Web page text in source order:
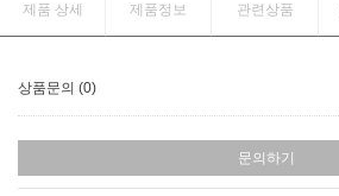
제품 상세 제품정보 관련상품
상품문의 (0)
문의하기